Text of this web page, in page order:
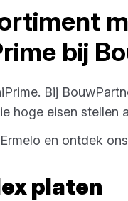
bij
. Bij
hoge eisen stellen
Ermelo en ontdek
platen